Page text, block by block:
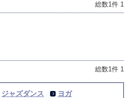
総数1件 1
総数1件 1
ジャズダンス
ヨガ